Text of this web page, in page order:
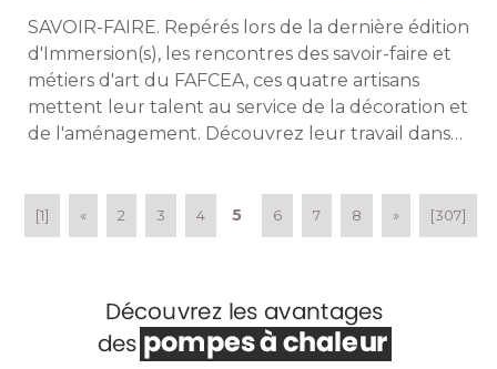
SAVOIR-FAIRE. Repérés lors de la dernière édition
d'Immersion(s), les rencontres des savoir-faire et
métiers d'art du FAFCEA, ces quatre artisans
mettent leur talent au service de la décoration et
de l'aménagement. Découvrez leur travail dans
[1] « 2 3 4 5 6 7 8 » [307]